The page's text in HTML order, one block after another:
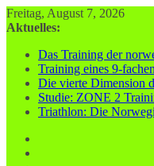
Zum
Inhalt
Freitag, August 7, 2026
Aktuelles:
Das Training der
Training eines 9-
Die vierte Dimension
Studie: ZONE 2
Triathlon: Die